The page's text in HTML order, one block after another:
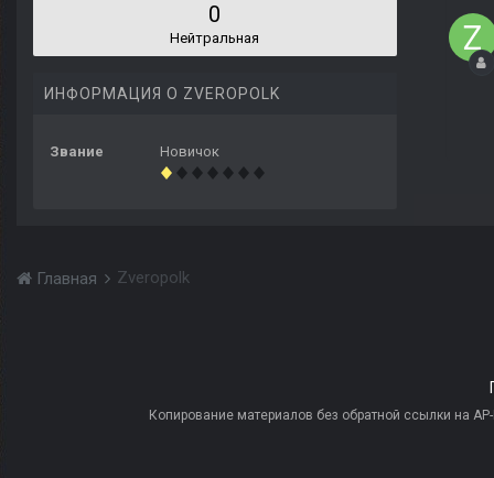
0
Нейтральная
ИНФОРМАЦИЯ О ZVEROPOLK
Звание Новичок
Главная Zveropolk
Копирование материалов без обратной ссылки на